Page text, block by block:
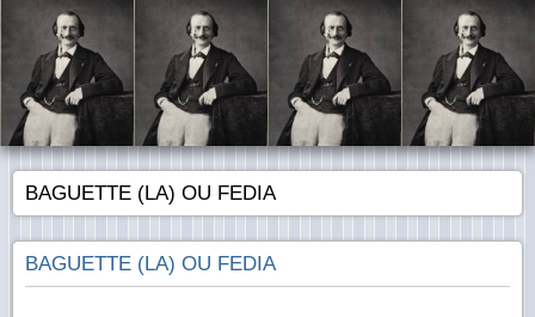
BAGUETTE (LA) OU FEDIA
BAGUETTE (LA) OU FEDIA